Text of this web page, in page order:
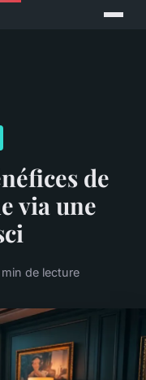
de
via une
min de lecture